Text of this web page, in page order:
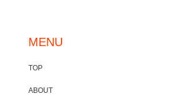
MENU
TOP
ABOUT